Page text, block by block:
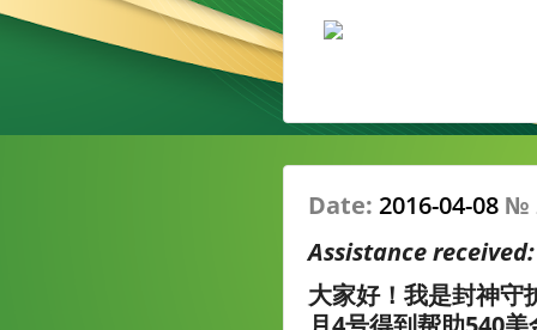
Date: 2016-04-08 №
Assistance
大家好！我是封神